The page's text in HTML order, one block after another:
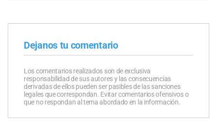
Dejanos tu comentario
Los comentarios realizados son de exclusiva
responsabilidad de sus autores y las consecuencias
derivadas de ellos pueden ser pasibles de las sanciones
legales que correspondan. Evitar comentarios ofensivos o
que no respondan al tema abordado en la información.